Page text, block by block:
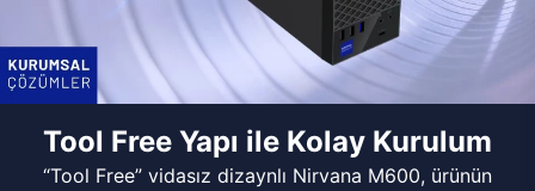
Tool Free Yapı ile Kolay Kurulum
“Tool Free” vidasız dizaynlı Nirvana M600, ürünün